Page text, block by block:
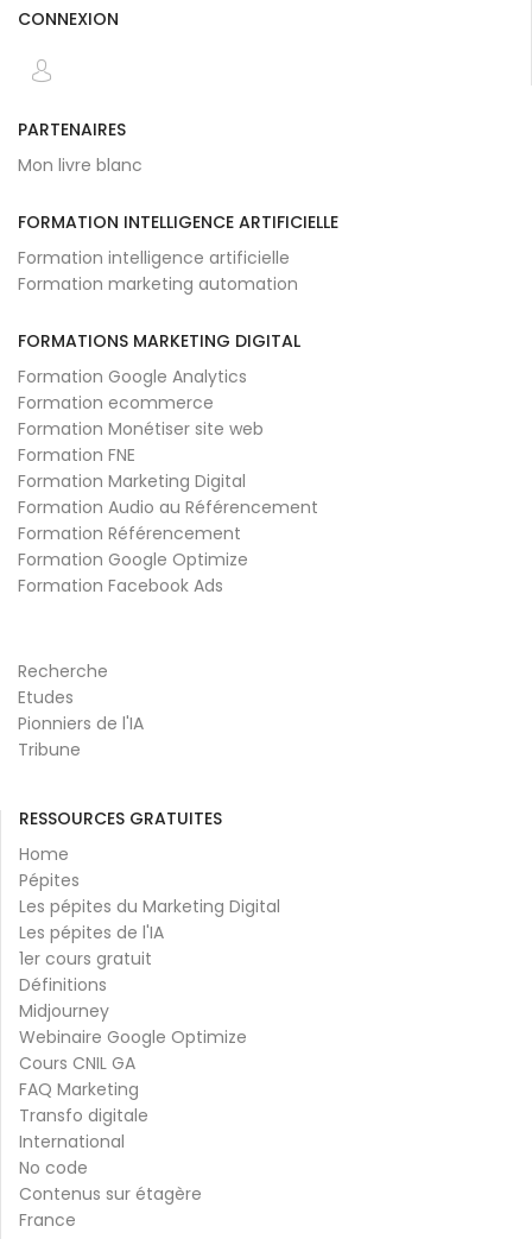
CONNEXION
PARTENAIRES
Mon livre blanc
FORMATION INTELLIGENCE ARTIFICIELLE
Formation intelligence artificielle
Formation marketing automation
FORMATIONS MARKETING DIGITAL
Formation Google Analytics
Formation ecommerce
Formation Monétiser site web
Formation FNE
Formation Marketing Digital
Formation Audio au Référencement
Formation Référencement
Formation Google Optimize
Formation Facebook Ads
Recherche
Etudes
Pionniers de l'IA
Tribune
RESSOURCES GRATUITES
Home
Pépites
Les pépites du Marketing Digital
Les pépites de l'IA
1er cours gratuit
Définitions
Midjourney
Webinaire Google Optimize
Cours CNIL GA
FAQ Marketing
Transfo digitale
International
No code
Contenus sur étagère
France